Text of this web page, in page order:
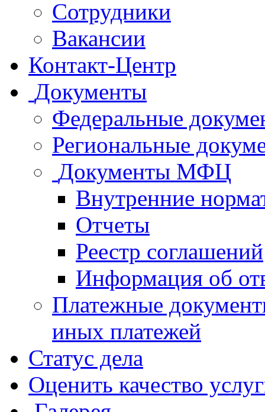
Сотрудники
Вакансии
Контакт-Центр
Документы
Федеральные
Региональные
Документы МФЦ
Внутренние
Отчеты
Реестр соглашений
Информация об
Платежные
иных платежей
Статус дела
Оценить качество